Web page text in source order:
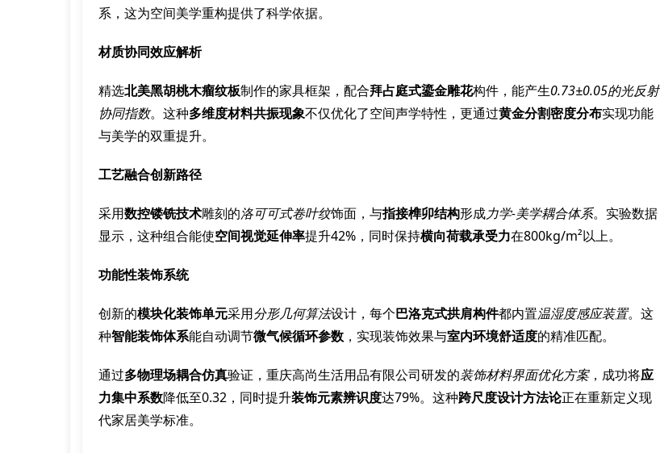
系，这为空间美学重构提供了科学依据。
材质协同效应解析
精选北美黑胡桃木瘤纹板制作的家具框架，配合拜占庭式鎏金雕花构件，能产生0.73±0.05的光反射
协同指数。这种多维度材料共振现象不仅优化了空间声学特性，更通过黄金分割密度分布实现功能
与美学的双重提升。
工艺融合创新路径
采用数控镂铣技术雕刻的洛可可式卷叶纹饰面，与指接榫卯结构形成力学-美学耦合体系。实验数据
显示，这种组合能使空间视觉延伸率提升42%，同时保持横向荷载承受力在800kg/m²以上。
功能性装饰系统
创新的模块化装饰单元采用分形几何算法设计，每个巴洛克式拱肩构件都内置温湿度感应装置。这
种智能装饰体系能自动调节微气候循环参数 ，实现装饰效果与室内环境舒适度的精准匹配。
通过多物理场耦合仿真验证，重庆高尚生活用品有限公司研发的装饰材料界面优化方案，成功将应
力集中系数降低至0.32，同时提升装饰元素辨识度达79%。这种跨尺度设计方法论正在重新定义现
代家居美学标准。